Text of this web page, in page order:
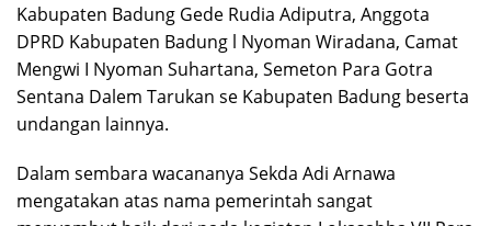
Kabupaten Badung Gede Rudia Adiputra, Anggota
DPRD Kabupaten Badung l Nyoman Wiradana, Camat
Mengwi I Nyoman Suhartana, Semeton Para Gotra
Sentana Dalem Tarukan se Kabupaten Badung beserta
undangan lainnya.
Dalam sembara wacananya Sekda Adi Arnawa
mengatakan atas nama pemerintah sangat